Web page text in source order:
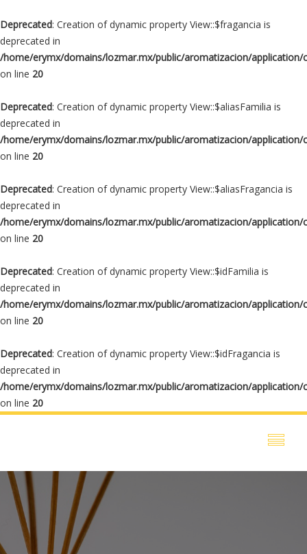
Deprecated: Creation of dynamic property View::$fragancia is
deprecated in
/home/erymx/domains/lozmar.mx/public/aromatizacion/application/
on line 20
Deprecated: Creation of dynamic property View::$aliasFamilia is
deprecated in
/home/erymx/domains/lozmar.mx/public/aromatizacion/application/
on line 20
Deprecated: Creation of dynamic property View::$aliasFragancia is
deprecated in
/home/erymx/domains/lozmar.mx/public/aromatizacion/application/
on line 20
Deprecated: Creation of dynamic property View::$idFamilia is
deprecated in
/home/erymx/domains/lozmar.mx/public/aromatizacion/application/
on line 20
Deprecated: Creation of dynamic property View::$idFragancia is
deprecated in
/home/erymx/domains/lozmar.mx/public/aromatizacion/application/
on line 20